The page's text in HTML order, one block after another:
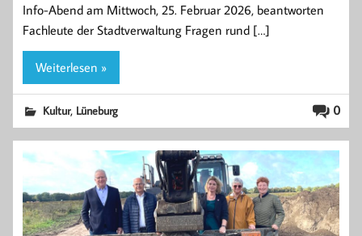
Info-Abend am Mittwoch, 25. Februar 2026, beantworten
Fachleute der Stadtverwaltung Fragen rund […]
Weiterlesen »
0
Kultur, Lüneburg